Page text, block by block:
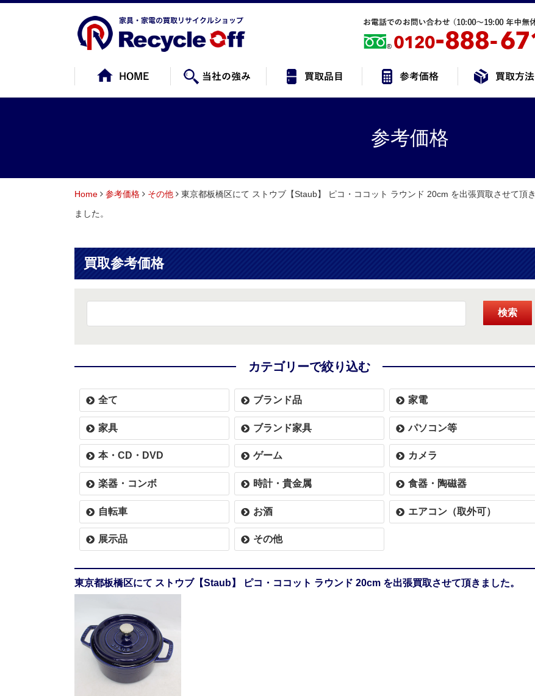
参考価格
Home 参考価格 その他
東京都板橋区にて ストウブ【Staub】 ピコ・ココット ラウンド 20cm を出張買取させて頂き
ました。
買取参考価格
検索
カテゴリーで絞り込む
全て ブランド品 家電
家具 ブランド家具 パソコン等
本・CD・DVD ゲーム カメラ
楽器・コンボ 時計・貴金属 食器・陶磁器
自転車 お酒 エアコン（取外可）
展示品 その他
東京都板橋区にて ストウブ【Staub】 ピコ・ココット ラウンド 20cm を出張買取させて頂きました。